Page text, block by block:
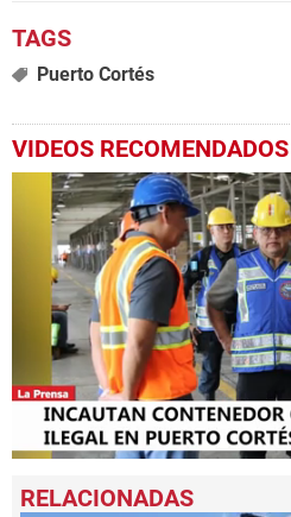
Puerto Cortés
VIDEOS RECOMENDADOS
seconds
of